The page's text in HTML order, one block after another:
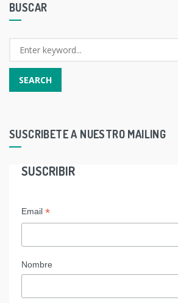
BUSCAR
SUSCRIBETE A NUESTRO MAILING
SUSCRIBIR
Email *
Nombre